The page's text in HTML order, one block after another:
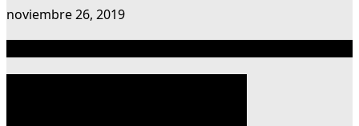
noviembre 26, 2019